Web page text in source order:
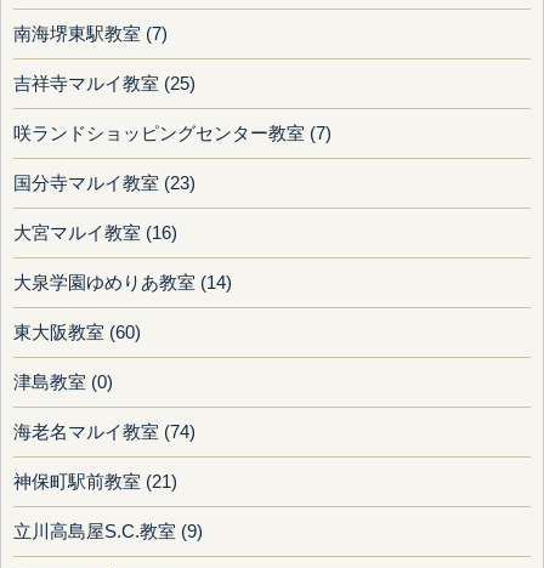
南海堺東駅教室 (7)
吉祥寺マルイ教室 (25)
咲ランドショッピングセンター教室 (7)
国分寺マルイ教室 (23)
大宮マルイ教室 (16)
大泉学園ゆめりあ教室 (14)
東大阪教室 (60)
津島教室 (0)
海老名マルイ教室 (74)
神保町駅前教室 (21)
立川高島屋S.C.教室 (9)